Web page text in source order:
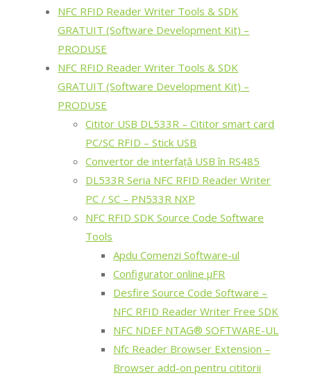
NFC RFID Reader Writer Tools & SDK
GRATUIT (Software Development Kit) –
PRODUSE
NFC RFID Reader Writer Tools & SDK
GRATUIT (Software Development Kit) –
PRODUSE
Cititor USB DL533R – Cititor smart card
PC/SC RFID – Stick USB
Convertor de interfață USB în RS485
DL533R Seria NFC RFID Reader Writer
PC / SC – PN533R NXP
NFC RFID SDK Source Code Software
Tools
Apdu Comenzi Software-ul
Configurator online μFR
Desfire Source Code Software –
NFC RFID Reader Writer Free SDK
NFC NDEF NTAG® SOFTWARE-UL
Nfc Reader Browser Extension –
Browser add-on pentru cititorii